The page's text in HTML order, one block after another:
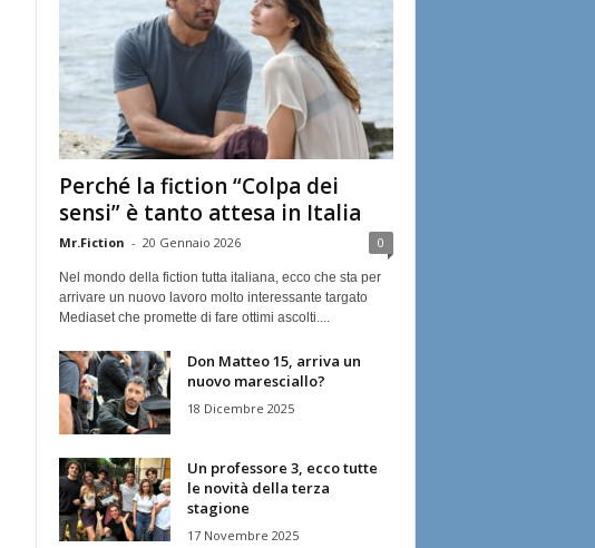
Perché la fiction “Colpa dei
sensi” è tanto attesa in Italia
Mr.Fiction - 20 Gennaio 2026 0
Nel mondo della fiction tutta italiana, ecco che sta per
arrivare un nuovo lavoro molto interessante targato
Mediaset che promette di fare ottimi ascolti....
Don Matteo 15, arriva un
nuovo maresciallo?
18 Dicembre 2025
Un professore 3, ecco tutte
le novità della terza
stagione
17 Novembre 2025